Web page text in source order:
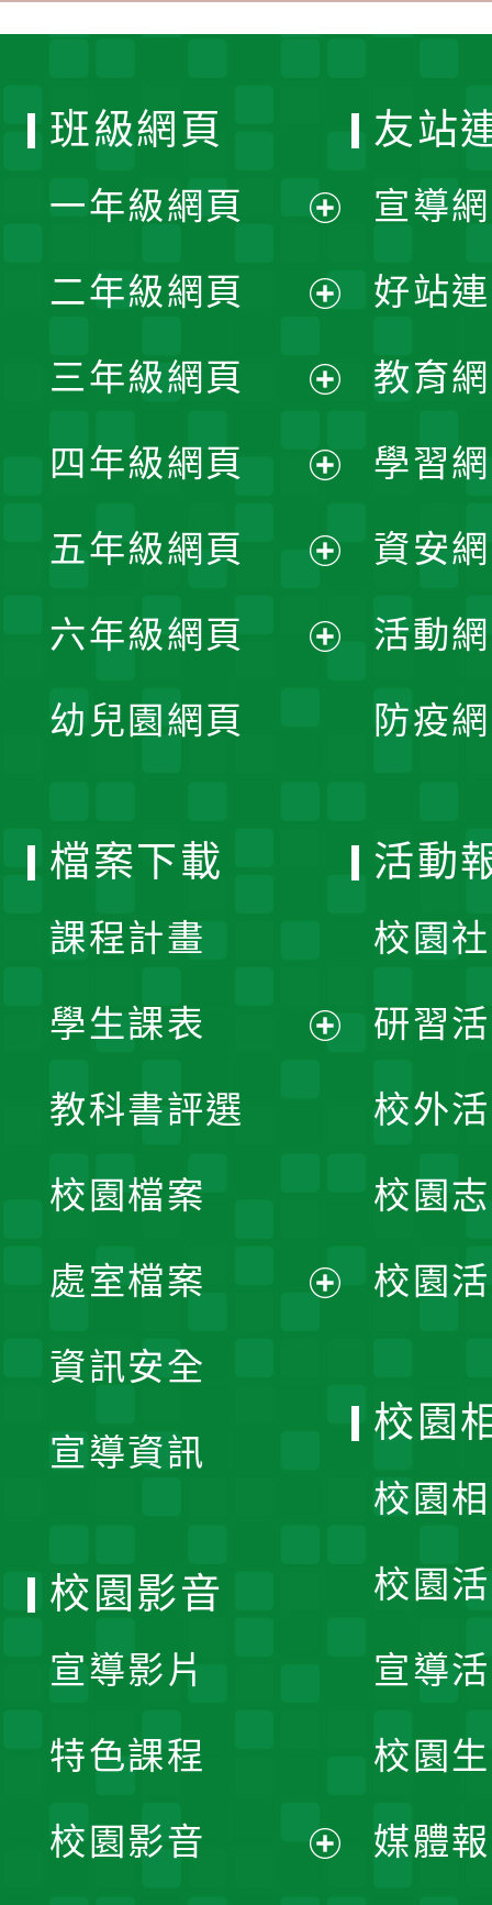
班級網頁
一年級網頁
開
選
單
二年級網頁
開
選
單
三年級網頁
開
選
單
四年級網頁
開
選
五年級網頁
開
六年級網頁
幼兒園網頁
友站
宣導
好站
教育
學習
資安
活動
防疫
檔案下載
課程計畫
學生課表
單
教科書評選
校園檔案
處室檔案
資訊安全
宣導資訊
活動
校園
研習
校外
校園
校園
校園
校園
校園
宣導
校園
媒體
校園影音
宣導影片
特色課程
校園影音